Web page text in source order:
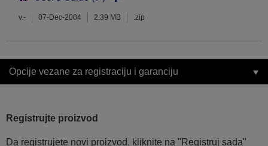
v.- 07-Dec-2004 2.39 MB .zip
Opcije vezane za registraciju i garanciju
Registrujte proizvod
Da registrujete novi proizvod, kliknite na "Registruj sada"